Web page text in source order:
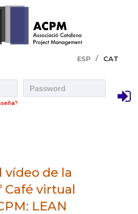
ESP
CAT
vídeo de la
Café virtual
LEAN